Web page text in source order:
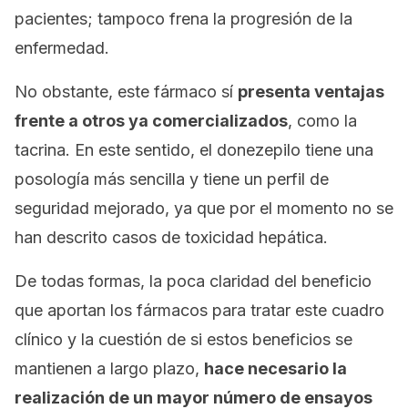
pacientes; tampoco frena la progresión de la
enfermedad.
No obstante, este fármaco sí presenta ventajas
frente a otros ya comercializados, como la
tacrina. En este sentido, el donezepilo tiene una
posología más sencilla y tiene un perfil de
seguridad mejorado, ya que por el momento no se
han descrito casos de toxicidad hepática.
De todas formas, la poca claridad del beneficio
que aportan los fármacos para tratar este cuadro
clínico y la cuestión de si estos beneficios se
mantienen a largo plazo, hace necesario la
realización de un mayor número de ensayos